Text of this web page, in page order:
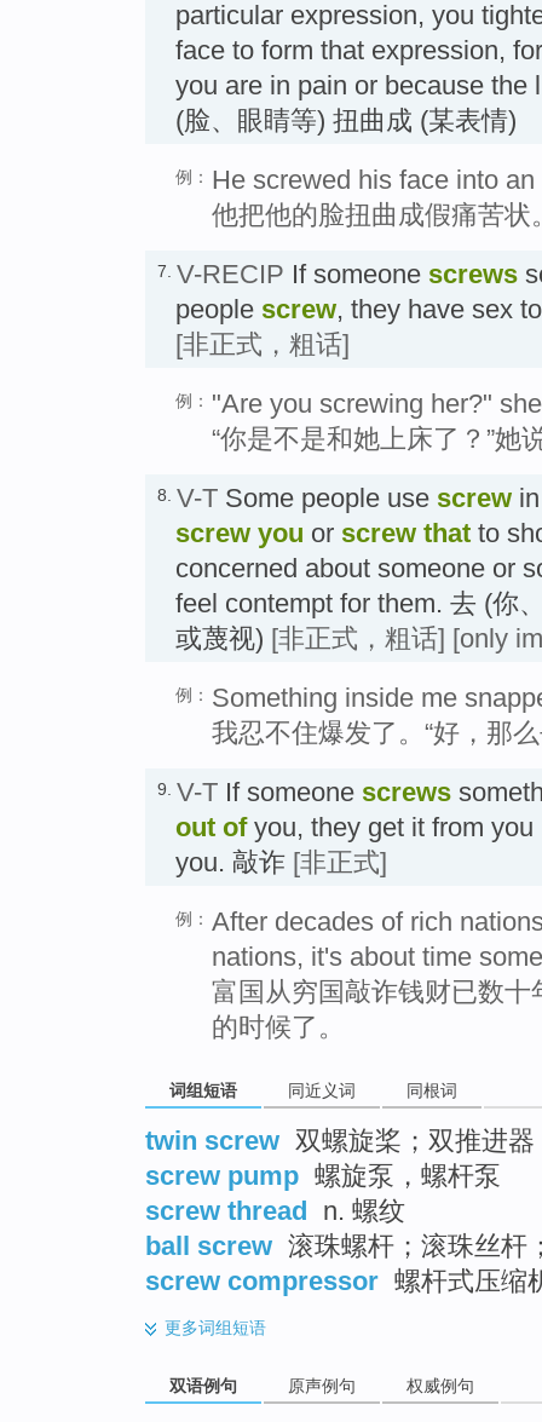
particular expression, you
face to form that expression,
you are in pain or because the
(脸、眼睛等) 扭曲成 (某表情)
例： He screwed his face into
他把他的脸扭曲成假痛苦状
7. V-RECIP If someone screws
people screw, they have sex
[非正式，粗话]
例： "Are you screwing her?"
“你是不是和她上床了？”她
8. V-T Some people use screw
screw you or screw that to
concerned about someone or
feel contempt for them. 去 (你
或蔑视) [非正式，粗话] [only
例： Something inside me
我忍不住爆发了。“好，那
9. V-T If someone screws
out ofyou, they get it from you
you. 敲诈 [非正式]
例： After decades of rich
nations, it's about time
富国从穷国敲诈钱财已数
的时候了。
词组短语 同近义词 同根词
twin screw 双螺旋桨；双推进
screw pump 螺旋泵，螺杆泵
screw thread
n. 螺纹
ball screw 滚珠螺杆；滚珠丝杆
screw compressor 螺杆式压缩
更多词组短语
双语例句 原声例句 权威例句